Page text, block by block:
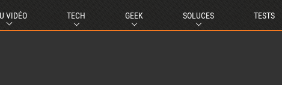
VIDÉO TECH GEEK SOLUCES TESTS